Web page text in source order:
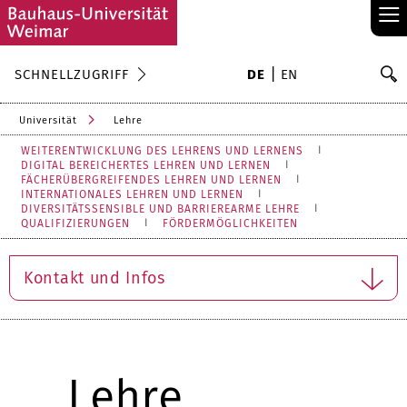
≡
SCHNELLZUGRIFF DE EN
Universität Lehre
WEITERENTWICKLUNG DES LEHRENS UND LERNENS
DIGITAL BEREICHERTES LEHREN UND LERNEN
FÄCHERÜBERGREIFENDES LEHREN UND LERNEN
INTERNATIONALES LEHREN UND LERNEN
DIVERSITÄTSSENSIBLE UND BARRIEREARME LEHRE
QUALIFIZIERUNGEN
FÖRDERMÖGLICHKEITEN
Kontakt und Infos
Lehre